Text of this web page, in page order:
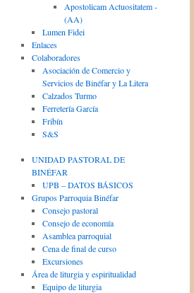
Apostolicam Actuositatem -
(AA)
Lumen Fidei
Enlaces
Colaboradores
Asociación de Comercio y
Servicios de Binéfar y La Litera
Calzados Turmo
Ferretería García
Fribín
S&S
UNIDAD PASTORAL DE
BINÉFAR
UPB – DATOS BÁSICOS
Grupos Parroquia Binéfar
Consejo pastoral
Consejo de economía
Asamblea parroquial
Cena de final de curso
Excursiones
Área de liturgia y espiritualidad
Equipo de liturgia